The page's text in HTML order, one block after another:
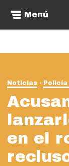
Menú
Noticias
en el